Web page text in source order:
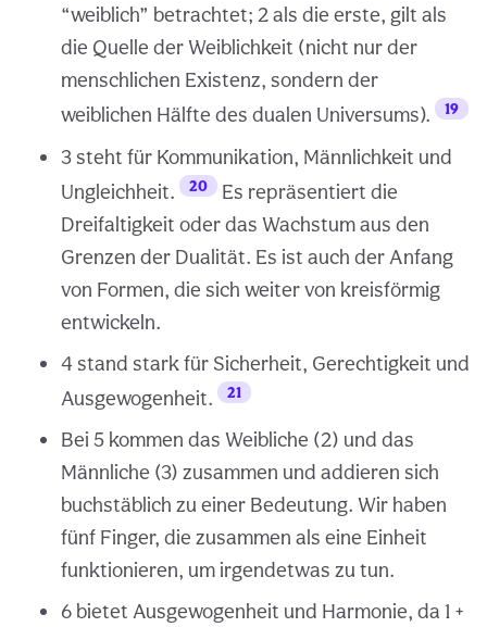
“weiblich” betrachtet; 2 als die erste, gilt als
die Quelle der Weiblichkeit (nicht nur der
menschlichen Existenz, sondern der
weiblichen Hälfte des dualen Universums).
19
3 steht für Kommunikation, Männlichkeit und
Ungleichheit.
20
Es repräsentiert die
Dreifaltigkeit oder das Wachstum aus den
Grenzen der Dualität. Es ist auch der Anfang
von Formen, die sich weiter von kreisförmig
entwickeln.
4 stand stark für Sicherheit, Gerechtigkeit und
Ausgewogenheit.
21
Bei 5 kommen das Weibliche (2) und das
Männliche (3) zusammen und addieren sich
buchstäblich zu einer Bedeutung. Wir haben
fünf Finger, die zusammen als eine Einheit
funktionieren, um irgendetwas zu tun.
6 bietet Ausgewogenheit und Harmonie, da 1 +